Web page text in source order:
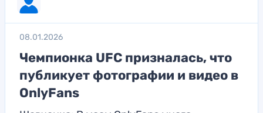
08.01.2026
Чемпионка UFC призналась, что
публикует фотографии и видео в
OnlyFans